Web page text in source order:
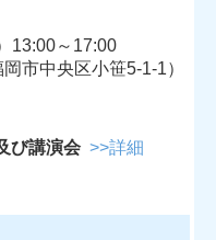
13:00～17:00
市中央区小笹5-1-1）
び講演会 >>詳細